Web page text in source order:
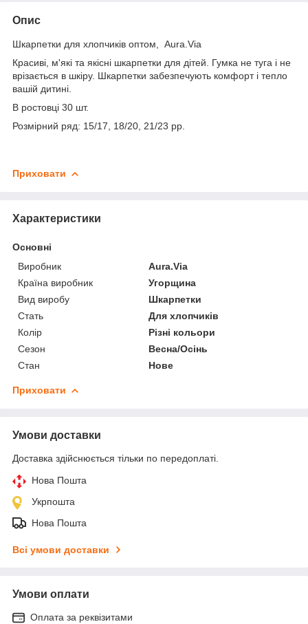
Опис
Шкарпетки для хлопчиків оптом, Aura.Via
Красиві, м'які та якісні шкарпетки для дітей. Гумка не туга і не
врізається в шкіру. Шкарпетки забезпечують комфорт і тепло
вашій дитині.
В ростовці 30 шт.
Розмірний ряд: 15/17, 18/20, 21/23 рр.
Приховати
Характеристики
Основні
Виробник
Aura.Via
Країна виробник
Угорщина
Вид виробу
Шкарпетки
Стать
Для хлопчиків
Колір
Різні кольори
Сезон
Весна/Осінь
Стан
Нове
Приховати
Умови доставки
Доставка здійснюється тільки по передоплаті.
Нова Пошта
Укрпошта
Нова Пошта
Всі умови доставки
Умови оплати
Оплата за реквізитами